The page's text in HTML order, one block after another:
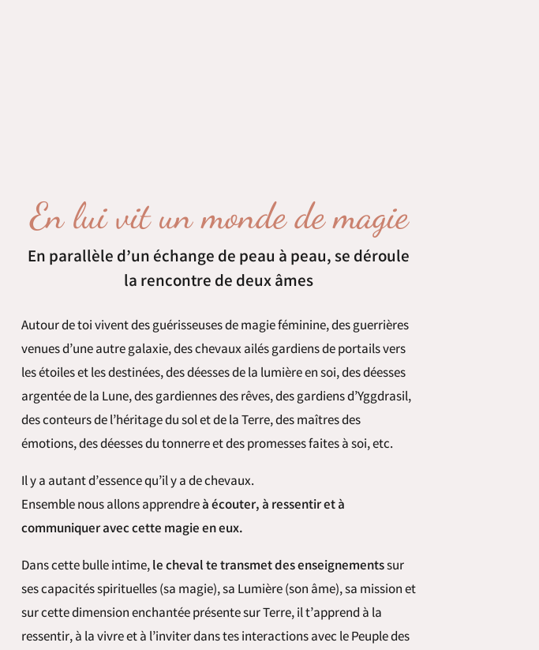
En lui vit un monde de magie
En parallèle d’un échange de peau à peau, se déroule
la rencontre de deux âmes
Autour de toi viventdes guérisseuses de magie féminine, des guerrières
venues d’une autre galaxie, des chevaux ailés gardiens de portails vers
les étoiles et les destinées, des déesses de la lumière en soi, des déesses
argentée de la Lune, des gardiennes des rêves, des gardiens d’Yggdrasil,
des conteurs de l’héritage du sol et de la Terre, des maîtres des
émotions, des déesses du tonnerre et des promesses faites à soi, etc.
Il y a autant d’essence qu’il y a de chevaux.
Ensemble nous allons apprendreà écouter, à ressentir et à
communiquer avec cette magie en eux.
Dans cette bulle intime,le cheval te transmet des enseignementssur
ses capacités spirituelles (sa magie), sa Lumière (son âme), sa mission et
sur cette dimension enchantée présente sur Terre, il t’apprend à la
ressentir, à la vivre et à l’inviter dans tes interactions avec le Peuple des